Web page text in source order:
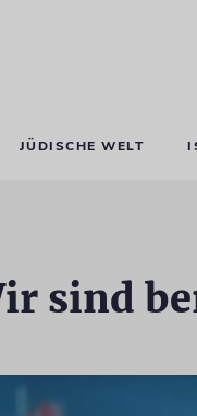
JÜDISCHE WELT
sind